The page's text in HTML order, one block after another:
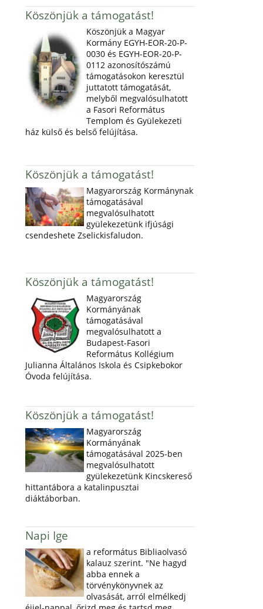
Köszönjük a támogatást!
Köszönjük a Magyar
Kormány EGYH-EOR-20-P-
0030 és EGYH-EOR-20-P-
0112 azonosítószámú
támogatásokon keresztül
juttatott támogatását,
melyből megvalósulhatott
a Fasori Református
Templom és Gyülekezeti
ház külső és belső felújítása.
Köszönjük a támogatást!
Magyarország Kormánynak
támogatásával
megvalósulhatott
gyülekezetünk ifjúsági
csendeshete Zselickisfaludon.
Köszönjük a támogatást!
Magyarország
Kormányának
támogatásával
megvalósulhatott a
Budapest-Fasori
Református Kollégium
Julianna Általános Iskola és Csipkebokor
Óvoda felújítása.
Köszönjük a támogatást!
Magyarország
Kormányának
támogatásával 2025-ben
megvalósulhatott
gyülekezetünk Kincskereső
hittantábora a katalinpusztai
diáktáborban.
Napi Ige
a református Bibliaolvasó
kalauz szerint. "Ne hagyd
abba ennek a
törvénykönyvnek az
olvasását, arról elmélkedj